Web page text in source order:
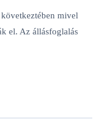
mivel
el. Az állásfoglalás